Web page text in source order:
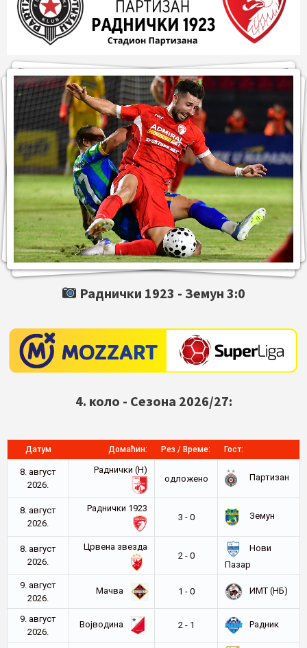
Раднички 1923 -Земун 3:0
4. коло - Сезона 2026/27:
Датум Домаћин: Рез / Време: Гост:
8. август
2026.
Раднички (Н)
oдложено
Партизан
8. август
2026.
Раднички 1923
3 - 0
Земун
8. август
2026.
Црвена звезда
2 - 0
Нови
Пазар
9. август
2026.
Мачва 1 - 0 ИМТ (НБ)
9. август
2026.
Војводина 2 - 1 Радник